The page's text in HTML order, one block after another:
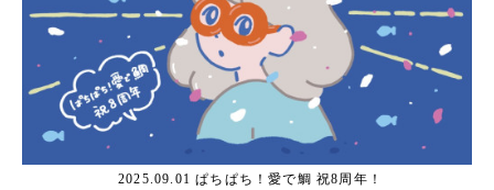
2025.09.01 ぱちぱち！愛で鯛 祝8周年！